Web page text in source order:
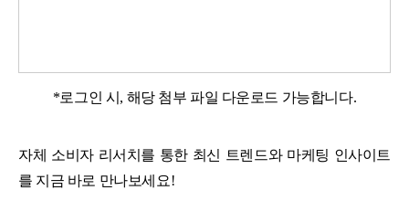
*로그인 시, 해당 첨부 파일 다운로드 가능합니다.
자체 소비자 리서치를 통한 최신 트렌드와 마케팅 인사이트
를 지금 바로 만나보세요!